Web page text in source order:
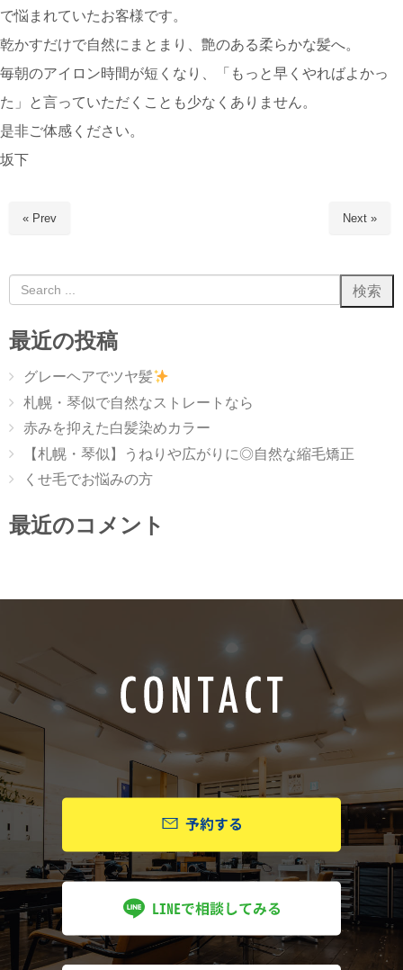
で悩まれていたお客様です。
乾かすだけで自然にまとまり、艶のある柔らかな髪へ。
毎朝のアイロン時間が短くなり、「もっと早くやればよかっ
た」と言っていただくことも少なくありません。
是非ご体感ください。
坂下
« Prev Next »
最近の投稿
グレーヘアでツヤ髪
札幌・琴似で自然なストレートなら
赤みを抑えた白髪染めカラー
【札幌・琴似】うねりや広がりに◎自然な縮毛矯正
くせ毛でお悩みの方
最近のコメント